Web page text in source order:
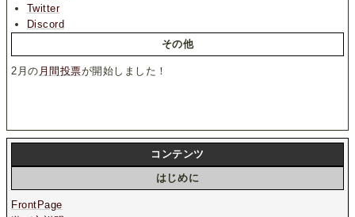
Twitter
Discord
その他
2月の 月間投票が開始しました！
コンテンツ
はじめに
FrontPage